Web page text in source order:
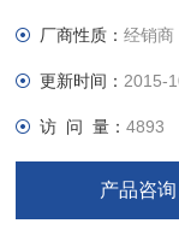
厂商性质：经销商
更新时间： 2015-
访 问 量：4893
产品咨询